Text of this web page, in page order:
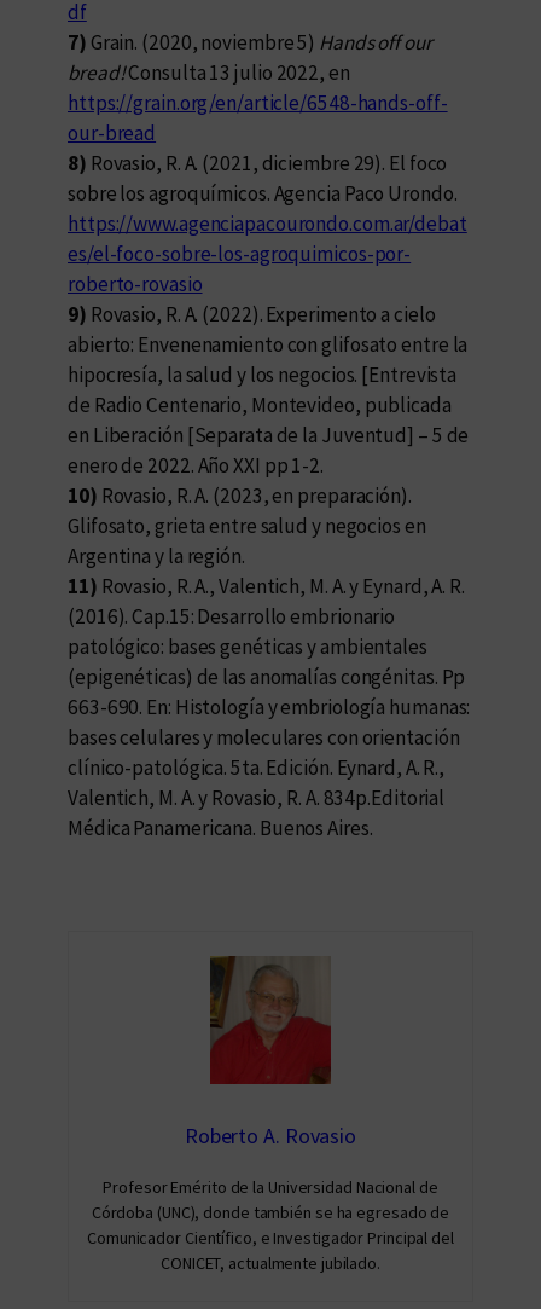
df
7) Grain. (2020, noviembre 5) Hands off our
bread!Consulta 13 julio 2022, en
https://grain.org/en/article/6548-hands-off-
our-bread
8) Rovasio, R. A. (2021, diciembre 29). El foco
sobre los agroquímicos. Agencia Paco Urondo.
https://www.agenciapacourondo.com.ar/debat
es/el-foco-sobre-los-agroquimicos-por-
roberto-rovasio
9) Rovasio, R. A. (2022). Experimento a cielo
abierto: Envenenamiento con glifosato entre la
hipocresía, la salud y los negocios. [Entrevista
de Radio Centenario, Montevideo, publicada
en Liberación [Separata de la Juventud] – 5 de
enero de 2022. Año XXI pp 1-2.
10) Rovasio, R. A. (2023, en preparación).
Glifosato, grieta entre salud y negocios en
Argentina y la región.
11) Rovasio, R. A., Valentich, M. A. y Eynard, A. R.
(2016). Cap.15: Desarrollo embrionario
patológico: bases genéticas y ambientales
(epigenéticas) de las anomalías congénitas. Pp
663-690. En: Histología y embriología humanas:
bases celulares y moleculares con orientación
clínico-patológica. 5ta. Edición. Eynard, A. R.,
Valentich, M. A. y Rovasio, R. A. 834p.Editorial
Médica Panamericana. Buenos Aires.
Roberto A. Rovasio
Profesor Emérito de la Universidad Nacional de
Córdoba (UNC), donde también se ha egresado de
Comunicador Científico, e Investigador Principal del
CONICET, actualmente jubilado.